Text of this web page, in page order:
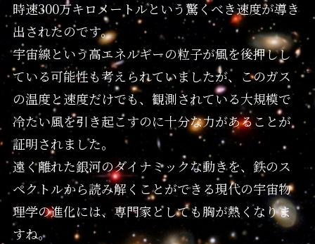
時速300万キロメートルという驚くべき速度が導き
出されたのです。
宇宙線という高エネルギーの粒子が風を後押しし
ている可能性も考えられていましたが、このガス
の温度と速度だけでも、観測されている大規模で
冷たい風を引き起こすのに十分な力があることが
証明されました。
遠く離れた銀河のダイナミックな動きを、鉄のス
ペクトルから読み解くことができる現代の宇宙物
理学の進化には、専門家としても胸が熱くなりま
すね。